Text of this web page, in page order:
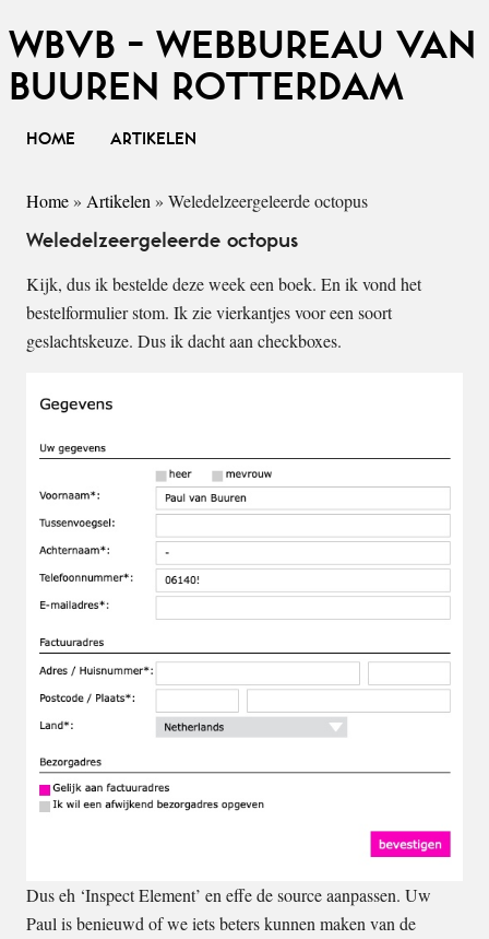
WBVB - WEBBUREAU VAN
BUUREN ROTTERDAM
HOME ARTIKELEN
Home » Artikelen » Weledelzeergeleerde octopus
Weledelzeergeleerde octopus
Kijk, dus ik bestelde deze week een boek. En ik vond het
bestelformulier stom. Ik zie vierkantjes voor een soort
geslachtskeuze. Dus ik dacht aan checkboxes.
Dus eh ‘Inspect Element’ en effe de source aanpassen. Uw
Paul is benieuwd of we iets beters kunnen maken van de